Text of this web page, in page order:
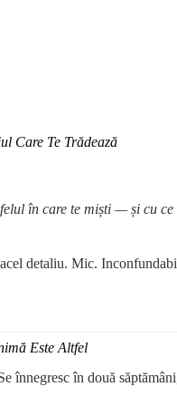
Care Te Trădează
în care te miști — și cu
detaliu. Mic.
Este Altfel
în două